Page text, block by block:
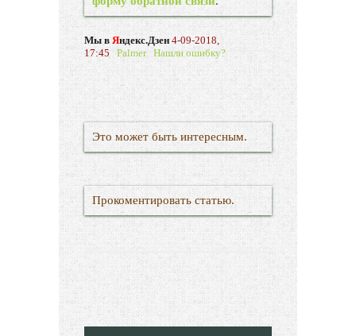
Мы в Яндекс.Дзен 4-09-2018,
17:45 Palmer Нашли ошибку?
Это может быть интересным.
Прокоментировать статью.